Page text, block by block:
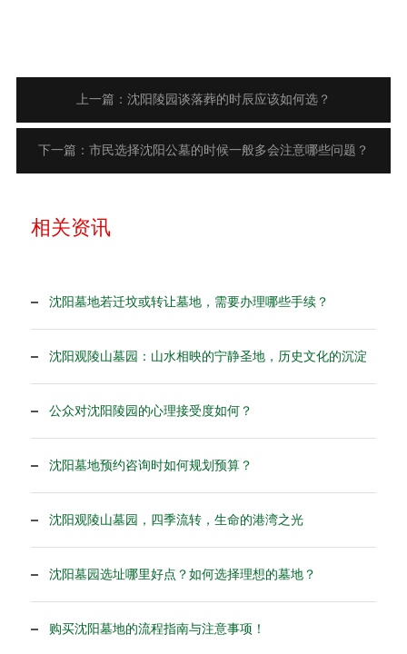
上一篇：沈阳陵园谈落葬的时辰应该如何选？
下一篇：市民选择沈阳公墓的时候一般多会注意哪些问题？
相关资讯
沈阳墓地若迁坟或转让墓地，需要办理哪些手续？
沈阳观陵山墓园：山水相映的宁静圣地，历史文化的沉淀
公众对沈阳陵园的心理接受度如何？
沈阳墓地预约咨询时如何规划预算？
沈阳观陵山墓园，四季流转，生命的港湾之光
沈阳墓园选址哪里好点？如何选择理想的墓地？
购买沈阳墓地的流程指南与注意事项！